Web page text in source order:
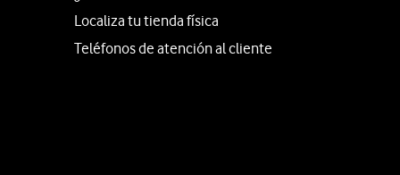
Localiza tu tienda física
Teléfonos de atención al cliente